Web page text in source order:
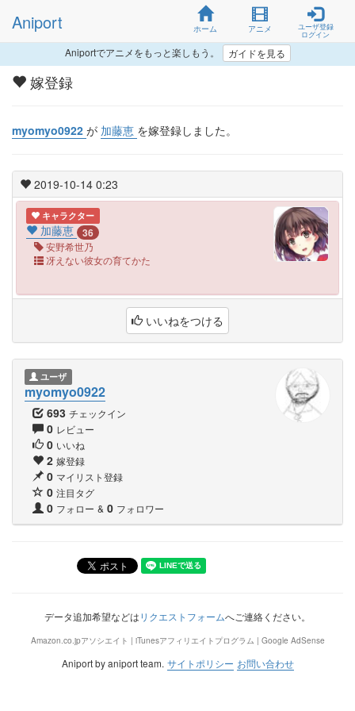
Aniport ホーム アニメ
ユーザ登録
ログイン
Aniportでアニメをもっと楽しもう。 ガイドを見る
嫁登録
myomyo0922 が 加藤恵 を嫁登録しました。
2019-10-14 0:23
キャラクター
加藤恵 36
安野希世乃
冴えない彼女の育てかた
いいねをつける
ユーザ
myomyo0922
693 チェックイン
0 レビュー
0 いいね
2 嫁登録
0 マイリスト登録
0 注目タグ
0 フォロー & 0 フォロワー
データ追加希望などはリクエストフォームへご連絡ください。
Amazon.co.jpアソシエイト | iTunesアフィリエイトプログラム | Google AdSense
Aniport by aniport team. サイトポリシー お問い合わせ